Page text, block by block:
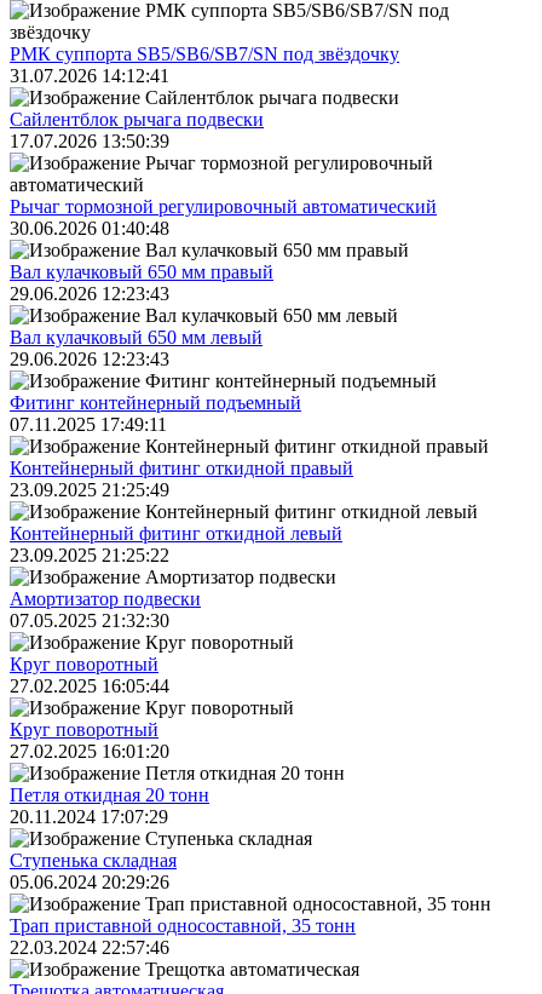
РМК суппорта SB5/SB6/SB7/SN под звёздочку
31.07.2026 14:12:41
Сайлентблок рычага подвески
17.07.2026 13:50:39
Рычаг тормозной регулировочный автоматический
30.06.2026 01:40:48
Вал кулачковый 650 мм правый
29.06.2026 12:23:43
Вал кулачковый 650 мм левый
29.06.2026 12:23:43
Фитинг контейнерный подъемный
07.11.2025 17:49:11
Контейнерный фитинг откидной правый
23.09.2025 21:25:49
Контейнерный фитинг откидной левый
23.09.2025 21:25:22
Амортизатор подвески
07.05.2025 21:32:30
Круг поворотный
27.02.2025 16:05:44
Круг поворотный
27.02.2025 16:01:20
Петля откидная 20 тонн
20.11.2024 17:07:29
Ступенька складная
05.06.2024 20:29:26
Трап приставной односоставной, 35 тонн
22.03.2024 22:57:46